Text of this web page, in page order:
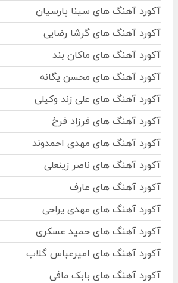
آکورد آهنگ های سینا پارسیان
آکورد آهنگ های گرشا رضایی
آکورد آهنگ های ماکان بند
آکورد آهنگ های محسن یگانه
آکورد آهنگ های علی زند وکیلی
آکورد آهنگ های فرزاد فرخ
آکورد آهنگ های مهدی احمدوند
آکورد آهنگ های ناصر زینعلی
آکورد آهنگ های عارف
آکورد آهنگ های مهدی یراحی
آکورد آهنگ های حمید عسکری
آکورد آهنگ های امیرعباس گلاب
آکورد آهنگ های بابک مافی